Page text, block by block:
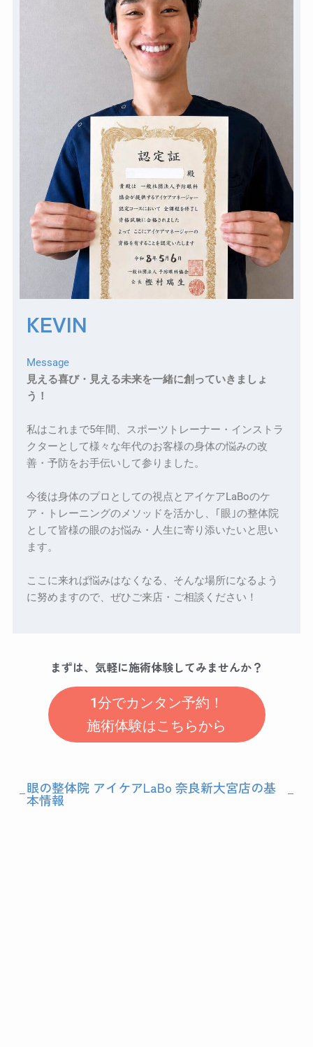
KEVIN
Message
見える喜び・見える未来を一緒に創っていきましょ
う！
私はこれまで5年間、スポーツトレーナー・インストラ
クターとして様々な年代のお客様の身体の悩みの改
善・予防をお手伝いして参りました。
今後は身体のプロとしての視点とアイケアLaBoのケ
ア・トレーニングのメソッドを活かし、｢眼｣の整体院
として皆様の眼のお悩み・人生に寄り添いたいと思い
ます。
ここに来れば悩みはなくなる、そんな場所になるよう
に努めますので、ぜひご来店・ご相談ください！
まずは、気軽に施術体験してみませんか？
1分でカンタン予約！
施術体験はこちらから
眼の整体院 アイケアLaBo 奈良新大宮店の基
本情報